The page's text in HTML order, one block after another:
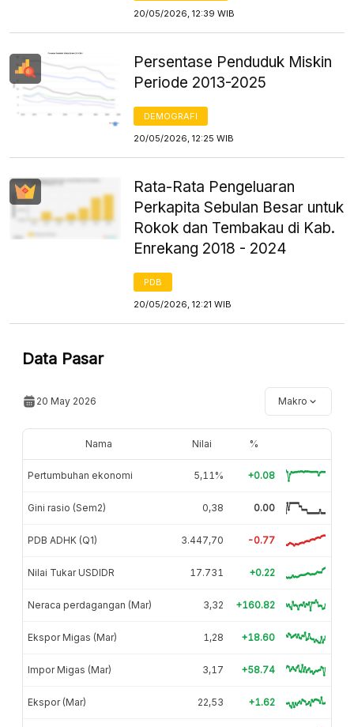
20/05/2026, 12:39 WIB
Persentase Penduduk Miskin
Periode 2013-2025
DEMOGRAFI
20/05/2026, 12:25 WIB
Rata-Rata Pengeluaran
Perkapita Sebulan Besar untuk
Rokok dan Tembakau di Kab.
Enrekang 2018 - 2024
PDB
20/05/2026, 12:21 WIB
Data Pasar
20 May 2026 Makro
Nama Nilai %
Pertumbuhan ekonomi 5,11% +0.08
Gini rasio (Sem2) 0,38 0.00
PDB ADHK (Q1) 3.447,70 -0.77
Nilai Tukar USDIDR 17.731 +0.22
Neraca perdagangan (Mar) 3,32 +160.82
Ekspor Migas (Mar) 1,28 +18.60
Impor Migas (Mar) 3,17 +58.74
Ekspor (Mar) 22,53 +1.62